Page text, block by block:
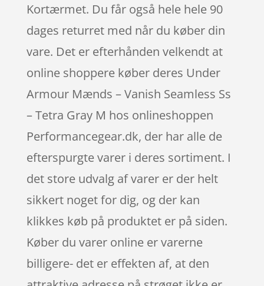
Kortærmet. Du får også hele hele 90
dages returret med når du køber din
vare. Det er efterhånden velkendt at
online shoppere køber deres Under
Armour Mænds – Vanish Seamless Ss
– Tetra Gray M hos onlineshoppen
Performancegear.dk, der har alle de
efterspurgte varer i deres sortiment. I
det store udvalg af varer er der helt
sikkert noget for dig, og der kan
klikkes køb på produktet er på siden.
Køber du varer online er varerne
billigere- det er effekten af, at den